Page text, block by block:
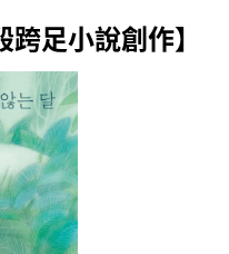
跨足小說創作】